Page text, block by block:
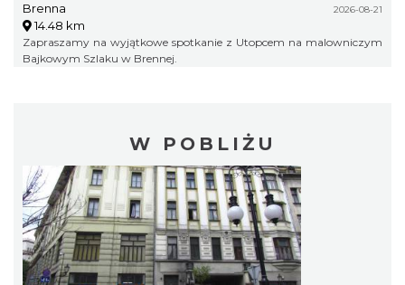
Brenna 2026-08-21
14.48 km
Zapraszamy na wyjątkowe spotkanie z Utopcem na malowniczym
Bajkowym Szlaku w Brennej.
W POBLIŻU